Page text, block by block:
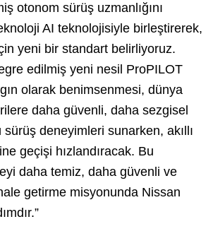
otonom sürüş uzmanlığını
AI teknolojisiyle birleştirerek,
yeni bir standart belirliyoruz.
edilmiş yeni nesil ProPILOT
olarak benimsenmesi, dünya
daha güvenli, daha sezgisel
deneyimleri sunarken, akıllı
geçişi hızlandıracak. Bu
daha temiz, daha güvenli ve
getirme misyonunda Nissan